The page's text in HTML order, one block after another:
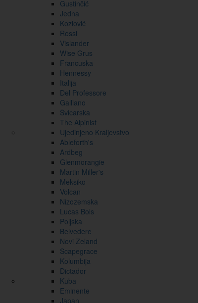
Gustinčić
Jedna
Kozlović
Rossi
Vislander
Wise Grus
Francuska
Hennessy
Italija
Del Professore
Galliano
Švicarska
The Alpinist
Ujedinjeno Kraljevstvo
Ableforth's
Ardbeg
Glenmorangie
Martin Miller's
Meksiko
Volcan
Nizozemska
Lucas Bols
Poljska
Belvedere
Novi Zeland
Scapegrace
Kolumbija
Dictador
Kuba
Eminente
Japan